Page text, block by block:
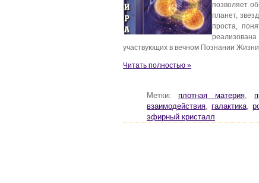
позволяет
планет,
проста,
участвующих в вечном Познании Жизни.
Читать полностью »
Метки:плотная материя,
взаимодействия ,галактика ,
эфирный кристалл